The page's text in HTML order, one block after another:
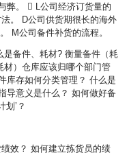
弊。  L公司经济订货量的
。 D公司供货期很长的海外
M公司备件补货的流程。
备件、耗材? 衡量备件（耗
材）仓库应该归哪个部门管
库存如何分类管理？ 什么是
导意义是什么？ 如何做好备
划’？
效？ 如何建立拣货员的绩